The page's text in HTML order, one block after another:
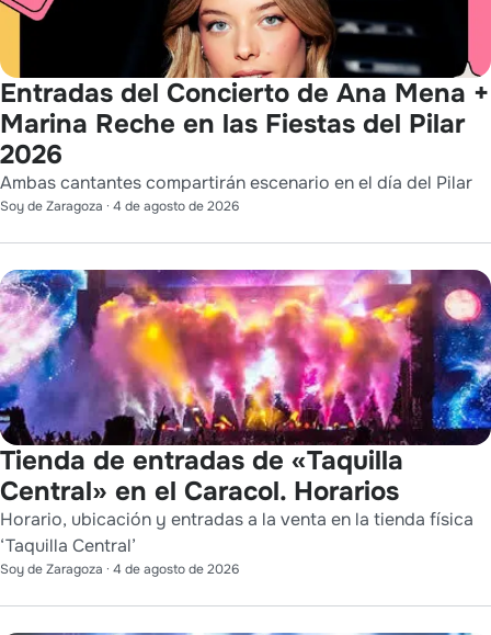
Entradas del Concierto de Ana Mena +
Marina Reche en las Fiestas del Pilar
2026
Ambas cantantes compartirán escenario en el día del Pilar
Soy de Zaragoza · 4 de agosto de 2026
Tienda de entradas de «Taquilla
Central» en el Caracol. Horarios
Horario, ubicación y entradas a la venta en la tienda física
‘Taquilla Central’
Soy de Zaragoza · 4 de agosto de 2026